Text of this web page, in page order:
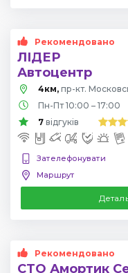
Рекомендовано
ЛІДЕР
Автоцентр
4км, пр-кт.
Пн-Пт 10:00 – 17:00
7 відгуків
Зателефонувати
Маршрут
Рекомендовано
СТО Амортик